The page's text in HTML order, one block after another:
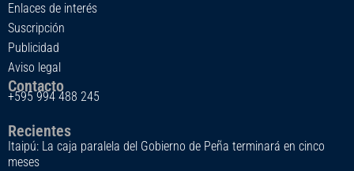
Enlaces de interés
Suscripción
Publicidad
Aviso legal
Contacto
+595 994 488 245
Recientes
Itaipú: La caja paralela del Gobierno de Peña terminará en cinco
meses